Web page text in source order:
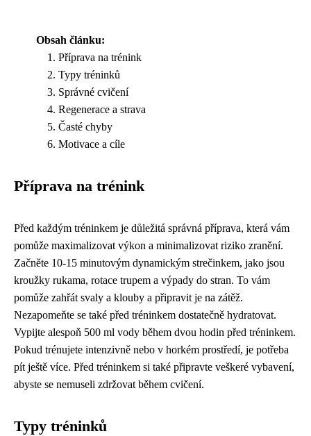
Obsah článku:
Příprava na trénink
Typy tréninků
Správné cvičení
Regenerace a strava
Časté chyby
Motivace a cíle
Příprava na trénink
Před každým tréninkem je důležitá správná příprava, která vám
pomůže maximalizovat výkon a minimalizovat riziko zranění.
Začněte 10-15 minutovým dynamickým strečinkem, jako jsou
kroužky rukama, rotace trupem a výpady do stran. To vám
pomůže zahřát svaly a klouby a připravit je na zátěž.
Nezapomeňte se také před tréninkem dostatečně hydratovat.
Vypijte alespoň 500 ml vody během dvou hodin před tréninkem.
Pokud trénujete intenzivně nebo v horkém prostředí, je potřeba
pít ještě více. Před tréninkem si také připravte veškeré vybavení,
abyste se nemuseli zdržovat během cvičení.
Typy tréninků